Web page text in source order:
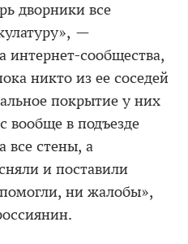
дворники все
—
интернет-сообщества,
никто из ее соседей
покрытие у них
вообще в подъезде
все стены, а
и поставили
ни жалобы»,